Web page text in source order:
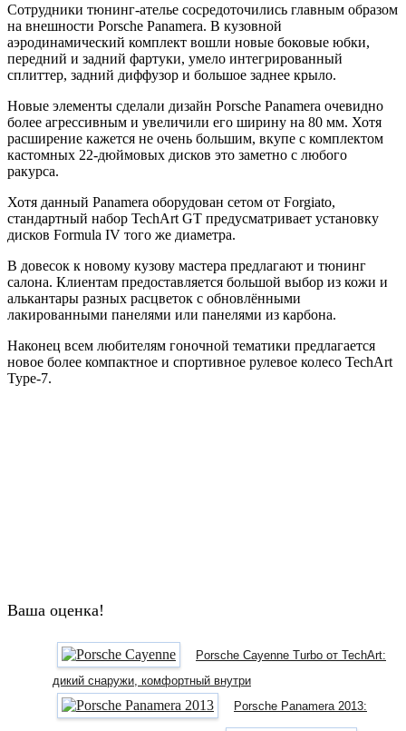
Сотрудники тюнинг-ателье сосредоточились главным образом
на внешности Porsche Panamera. В кузовной
аэродинамический комплект вошли новые боковые юбки,
передний и задний фартуки, умело интегрированный
сплиттер, задний диффузор и большое заднее крыло.
Новые элементы сделали дизайн Porsche Panamera очевидно
более агрессивным и увеличили его ширину на 80 мм. Хотя
расширение кажется не очень большим, вкупе с комплектом
кастомных 22-дюймовых дисков это заметно с любого
ракурса.
Хотя данный Panamera оборудован сетом от Forgiato,
стандартный набор TechArt GT предусматривает установку
дисков Formula IV того же диаметра.
В довесок к новому кузову мастера предлагают и тюнинг
салона. Клиентам предоставляется большой выбор из кожи и
алькантары разных расцветок с обновлёнными
лакированными панелями или панелями из карбона.
Наконец всем любителям гоночной тематики предлагается
новое более компактное и спортивное рулевое колесо TechArt
Type-7.
Ваша оценка!
Porsche Cayenne Turbo от TechArt:
дикий снаружи, комфортный внутри
Porsche Panamera 2013: